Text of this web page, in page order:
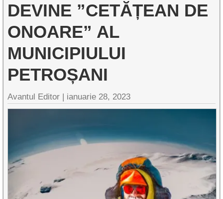
DEVINE ”CETĂȚEAN DE
ONOARE” AL
MUNICIPIULUI
PETROȘANI
Avantul Editor | ianuarie 28, 2023